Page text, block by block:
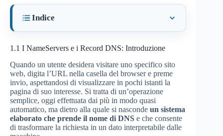
Indice
1.1 I NameServers e i Record DNS: Introduzione
Quando un utente desidera visitare uno specifico sito
web, digita l’URL nella casella del browser e preme
invio, aspettandosi di visualizzare in pochi istanti la
pagina di suo interesse. Si tratta di un’operazione
semplice, oggi effettuata dai più in modo quasi
automatico, ma dietro alla quale si nasconde un sistema
elaborato che prende il nome di DNS e che consente
di trasformare la richiesta in un dato interpretabile dalle